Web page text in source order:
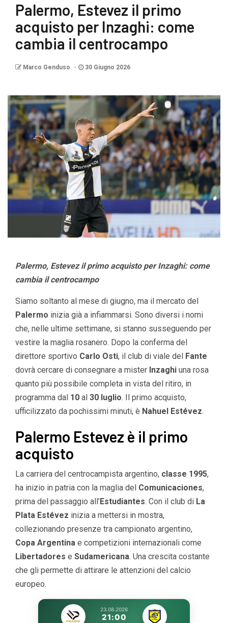
Palermo, Estevez il primo
acquisto per Inzaghi: come
cambia il centrocampo
Marco Genduso 30 Giugno 2026
Palermo, Estevez il primo acquisto per Inzaghi: come
cambia il centrocampo
Siamo soltanto al mese di giugno, ma il mercato del
Palermo inizia già a infiammarsi. Sono diversi i nomi
che, nelle ultime settimane, si stanno susseguendo per
vestire la maglia rosanero. Dopo la conferma del
direttore sportivo Carlo Osti, il club di viale del
Fante
dovrà cercare di consegnare a mister Inzaghi una rosa
quanto più possibile completa in vista del ritiro, in
programma dal 10 al 30 luglio. Il primo acquisto,
ufficilizzato da pochissimi minuti, è Nahuel Estévez.
Palermo Estevez è il primo
acquisto
La carriera del centrocampista argentino, classe 1995,
ha inizio in patria con la maglia del Comunicaciones,
prima del passaggio all’Estudiantes. Con il club di La
Plata Estévez inizia a mettersi in mostra,
collezionando presenze tra campionato argentino,
Copa Argentina e competizioni internazionali come
Libertadores e Sudamericana. Una crescita costante
che gli permette di attirare le attenzioni del calcio
europeo.
23.08.2026
21:00